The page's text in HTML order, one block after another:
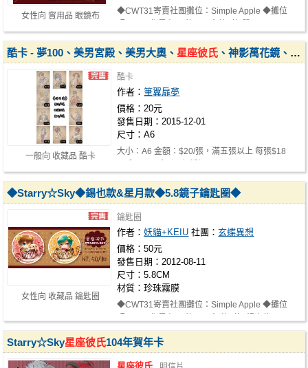
女性向 實用品 眼鏡布
◆CWT31寄賣社團攤位：Simple Apple ◆攤位
一般向 收藏品 酷卡
酷卡 - 夢100、美男宮殿、美男大奧、 星座彼氏 、神影萬花鏡、兵長、三日月宗近、三國戀戰記
酷卡
作者：筆翼扉夢
價格：20元
發售日期：2015-12-01
尺寸：A6
大小：A6 金額：$20/張，滿五張以上 每張$18
女性向 收藏品 鑰匙圈
◆Starry☆Sky◆錫也款&星月款◆5.8鏡子鑰匙圈◆
鑰匙圈
作者：妖貓+KEIU 社團：玄蝶異想
價格：50元
發售日期：2012-08-11
尺寸：5.8CM
材質：珍珠霧膜
◆CWT31寄賣社團攤位：Simple Apple ◆攤位
Starry☆Sky星座彼氏104年賀年卡
星座彼氏